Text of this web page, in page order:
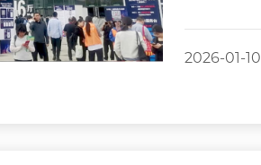
2026-01-10